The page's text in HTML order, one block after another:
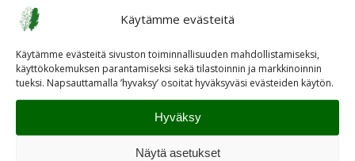
Käytämme evästeitä
Käytämme evästeitä sivuston toiminnallisuuden mahdollistamiseksi,
käyttökokemuksen parantamiseksi sekä tilastoinnin ja markkinoinnin
tueksi. Napsauttamalla ’hyvaksy’ osoitat hyväksyväsi evästeiden käytön.
Hyväksy
Näytä asetukset